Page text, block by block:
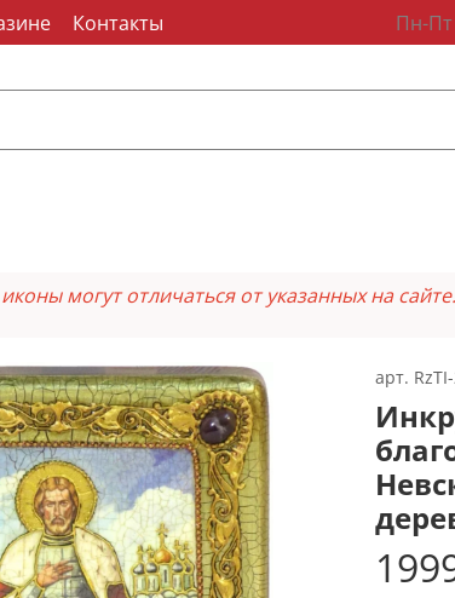
Контакты Пн-Пт
могут отличаться от указанных на
арт.